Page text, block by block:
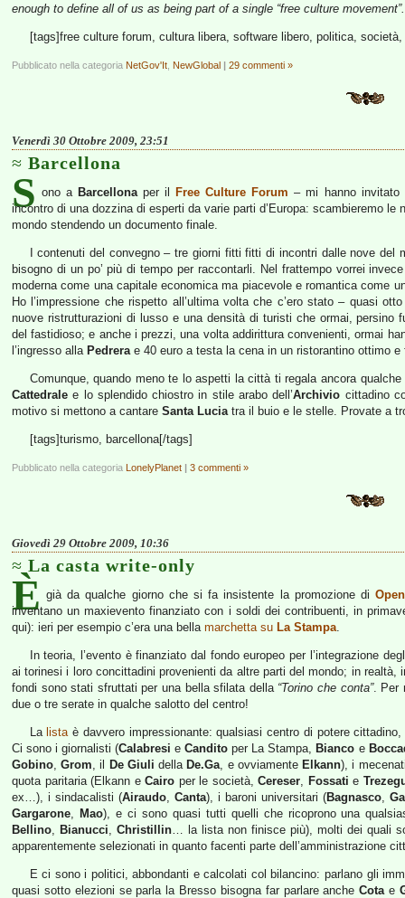
enough to define all of us as being part of a single “free culture movement”.
[tags]free culture forum, cultura libera, software libero, politica,
Pubblicato nella categoria NetGov'It NewGlobal | 29 commenti »
Venerdì 30 Ottobre 2009, 23:51
Barcellona
S ono a Barcellonaper il Free Culture Forum – mi hanno invitato
incontro di una dozzina di esperti da varie parti d’Europa: scambieremo
mondo stendendo un documento finale.
I contenuti del convegno – tre giorni fitti fitti di incontri dalle nove
bisogno di un po’ più di tempo per raccontarli. Nel frattempo vorrei
moderna come una capitale economica ma piacevole e romantica come
Ho l’impressione che rispetto all’ultima volta che c’ero stato – quasi
nuove ristrutturazioni di lusso e una densità di turisti che ormai, persino
del fastidioso; e anche i prezzi, una volta addirittura convenienti, ormai
l’ingresso alla Pedrerae 40 euro a testa la cena in un ristorantino ottimo
Comunque, quando meno te lo aspetti la città ti regala ancora
Cattedrale e lo splendido chiostro in stile arabo dell’Archivio cittadino
motivo si mettono a cantare Santa Luciatra il buio e le stelle. Provate a
[tags]turismo, barcellona[/tags]
Pubblicato nella categoria LonelyPlanet | 3 commenti »
Giovedì 29 Ottobre 2009, 10:36
La casta write-only
È già da qualche giorno che si fa insistente la promozione di
inventano un maxievento finanziato con i soldi dei contribuenti, in
qui): ieri per esempio c’era una bella marchetta su La Stampa.
In teoria, l’evento è finanziato dal fondo europeo per l’integrazione
ai torinesi i loro concittadini provenienti da altre parti del mondo; in realtà,
fondi sono stati sfruttati per una bella sfilata della “Torino che conta”. Per
due o tre serate in qualche salotto del centro!
La listaè davvero impressionante: qualsiasi centro di potere
Ci sono i giornalisti (Calabresi eCandito per La Stampa, Bianco e
Gobino,Grom, il De Giuli della De.Ga, e ovviamente Elkann), i
quota paritaria (Elkann eCairo per le società,Cereser, Fossati e
ex…), i sindacalisti (Airaudo, Canta), i baroni universitari (Bagnasco,
Gargarone, Mao), e ci sono quasi tutti quelli che ricoprono una
Bellino, Bianucci, Christillin… la lista non finisce più), molti dei quali
apparentemente selezionati in quanto facenti parte dell’amministrazione
E ci sono i politici, abbondanti e calcolati col bilancino: parlano gli
quasi sotto elezioni se parla la Bresso bisogna far parlare ancheCotae